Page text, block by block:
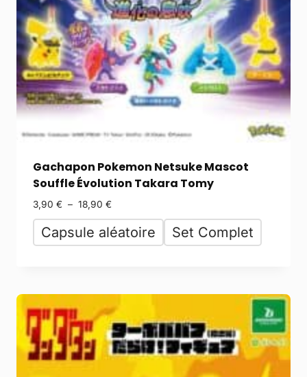
Gachapon Pokemon Netsuke Mascot
Souffle Évolution Takara Tomy
3,90 € – 18,90 €
Capsule aléatoire Set Complet